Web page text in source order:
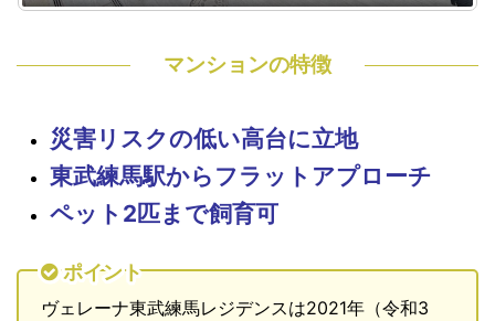
マンションの特徴
災害リスクの低い高台に立地
東武練馬駅からフラットアプローチ
ペット2匹まで飼育可
ポイント
ヴェレーナ東武練馬レジデンスは2021年（令和3